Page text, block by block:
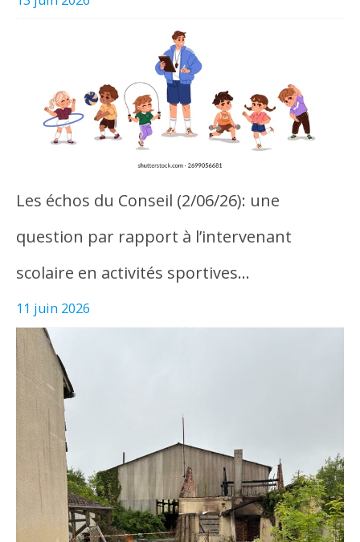
Les échos du Conseil (2/06/26): une
question par rapport à l’intervenant
scolaire en activités sportives…
11 juin 2026